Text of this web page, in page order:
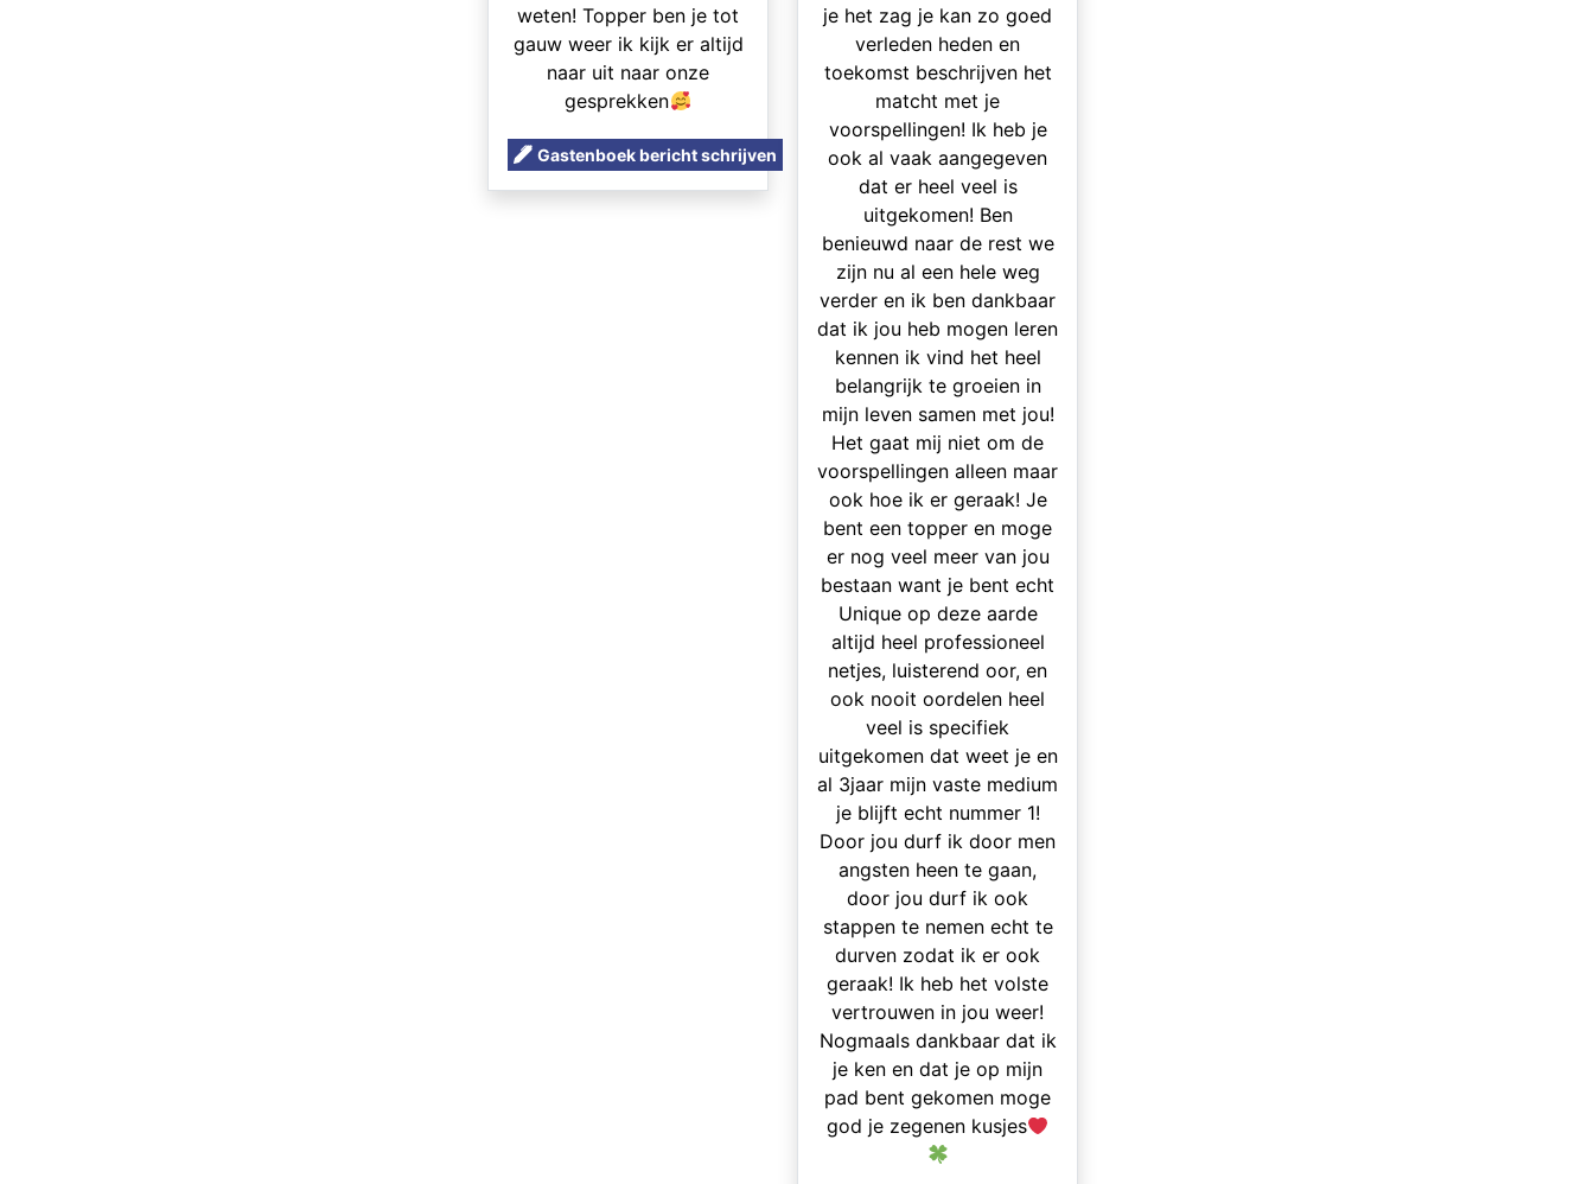
weten! Topper ben je tot
gauw weer ik kijk er altijd
naar uit naar onze
gesprekken
Gastenboek bericht schrijven
je het zag je kan zo goed
verleden heden en
toekomst beschrijven het
matcht met je
voorspellingen! Ik heb je
ook al vaak aangegeven
dat er heel veel is
uitgekomen! Ben
benieuwd naar de rest we
zijn nu al een hele weg
verder en ik ben dankbaar
dat ik jou heb mogen leren
kennen ik vind het heel
belangrijk te groeien in
mijn leven samen met jou!
Het gaat mij niet om de
voorspellingen alleen maar
ook hoe ik er geraak! Je
bent een topper en moge
er nog veel meer van jou
bestaan want je bent echt
Unique op deze aarde
altijd heel professioneel
netjes, luisterend oor, en
ook nooit oordelen heel
veel is specifiek
uitgekomen dat weet je en
al 3jaar mijn vaste medium
je blijft echt nummer 1!
Door jou durf ik door men
angsten heen te gaan,
door jou durf ik ook
stappen te nemen echt te
durven zodat ik er ook
geraak! Ik heb het volste
vertrouwen in jou weer!
Nogmaals dankbaar dat ik
je ken en dat je op mijn
pad bent gekomen moge
god je zegenen kusjes